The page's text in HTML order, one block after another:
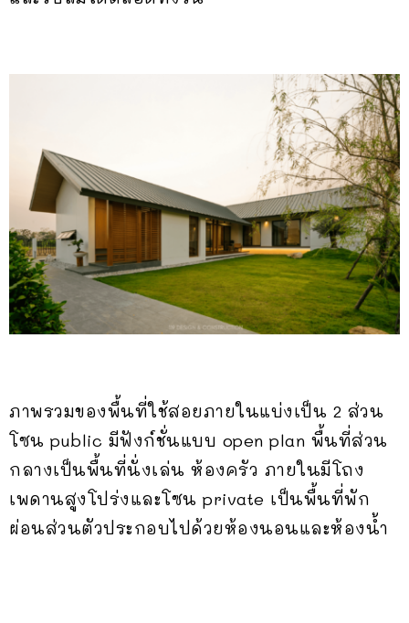
ภาพรวมของพื้นที่ใช้สอยภายในแบ่งเป็น 2 ส่วน
โซน public มีฟังก์ชั่นแบบ open plan พื้นที่ส่วน
กลางเป็นพื้นที่นั่งเล่น ห้องครัว ภายในมีโถง
เพดานสูงโปร่งและโซน private เป็นพื้นที่พัก
ผ่อนส่วนตัวประกอบไปด้วยห้องนอนและห้องน้ำ